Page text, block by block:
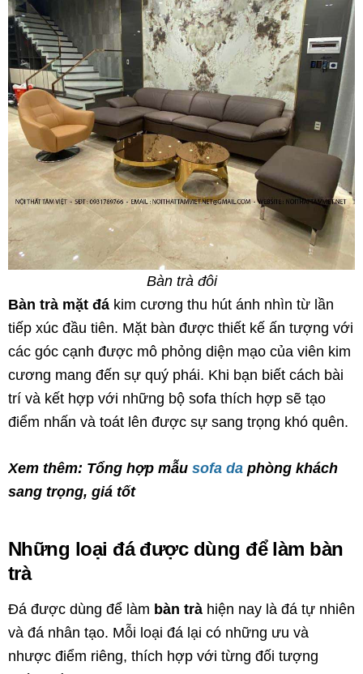
Bàn trà đôi
Bàn trà mặt đá kim cương thu hút ánh nhìn từ lần
tiếp xúc đầu tiên. Mặt bàn được thiết kế ấn tượng với
các góc cạnh được mô phỏng diện mạo của viên kim
cương mang đến sự quý phái. Khi bạn biết cách bài
trí và kết hợp với những bộ sofa thích hợp sẽ tạo
điểm nhấn và toát lên được sự sang trọng khó quên.
Xem thêm: Tổng hợp mẫu sofa da phòng khách
sang trọng, giá tốt
Những loại đá được dùng để làm bàn
trà
Đá được dùng để làm bàn trà hiện nay là đá tự nhiên
và đá nhân tạo. Mỗi loại đá lại có những ưu và
nhược điểm riêng, thích hợp với từng đối tượng